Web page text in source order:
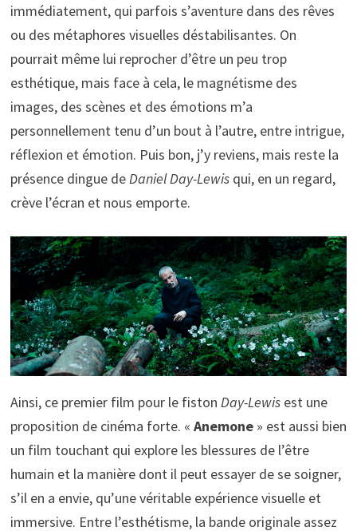
immédiatement, qui parfois s’aventure dans des rêves
ou des métaphores visuelles déstabilisantes. On
pourrait même lui reprocher d’être un peu trop
esthétique, mais face à cela, le magnétisme des
images, des scènes et des émotions m’a
personnellement tenu d’un bout à l’autre, entre intrigue,
réflexion et émotion. Puis bon, j’y reviens, mais reste la
présence dingue deDaniel Day-Lewisqui, en un regard,
crève l’écran et nous emporte.
Ainsi, ce premier film pour le fiston Day-Lewisest une
proposition de cinéma forte. « Anemone» est aussi bien
un film touchant qui explore les blessures de l’être
humain et la manière dont il peut essayer de se soigner,
s’il en a envie, qu’une véritable expérience visuelle et
immersive. Entre l’esthétisme, la bande originale assez